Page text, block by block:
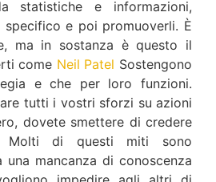
statistiche e informazioni,
specifico e poi promuoverli. È
ma in sostanza è questo il
come Neil Patel Sostengono
e che per loro funzioni.
tutti i vostri sforzi su azioni
dovete smettere di credere
Molti di questi miti sono
mancanza di conoscenza